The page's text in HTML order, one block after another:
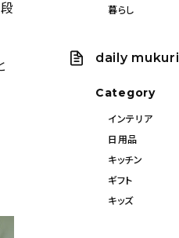
暮らし
daily mukuri
Category
インテリア
日用品
キッチン
ギフト
キッズ